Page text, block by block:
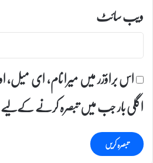
ویب‌ سائٹ
اس براؤزر میں میرا نام، ای
اگلی بار جب میں تبصرہ کرنے